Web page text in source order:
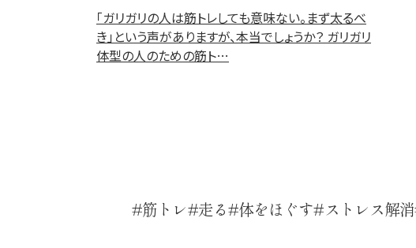
「ガリガリの人は筋トレしても意味ない。まず太るべ
き」という声がありますが、本当でしょうか？ ガリガリ
体型の人のための筋ト…
筋トレ 走る 体をほぐす ストレス解消